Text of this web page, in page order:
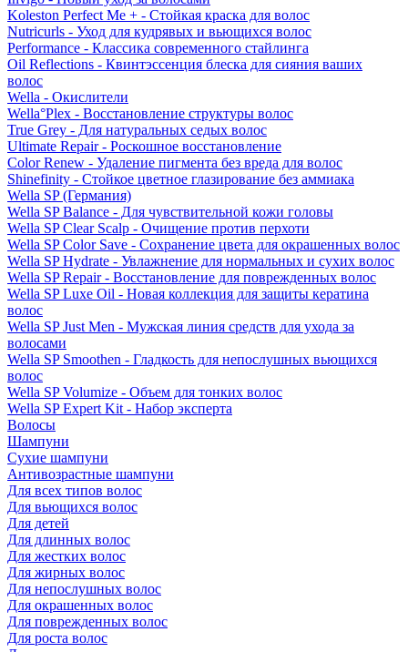
Koleston Perfect Me + - Стойкая краска для волос
Nutricurls - Уход для кудрявых и вьющихся волос
Performance - Классика современного стайлинга
Oil Reflections - Квинтэссенция блеска для сияния ваших
волос
Wella - Окислители
Wella°Plex - Восстановление структуры волос
True Grey - Для натуральных седых волос
Ultimate Repair - Роскошное восстановление
Color Renew - Удаление пигмента без вреда для волос
Shinefinity - Стойкое цветное глазирование без аммиака
Wella SP (Германия)
Wella SP Balance - Для чувствительной кожи головы
Wella SP Clear Scalp - Очищение против перхоти
Wella SP Color Save - Сохранение цвета для окрашенных волос
Wella SP Hydrate - Увлажнение для нормальных и сухих волос
Wella SP Repair - Восстановление для поврежденных волос
Wella SP Luxe Oil - Новая коллекция для защиты кератина
волос
Wella SP Just Men - Мужская линия средств для ухода за
волосами
Wella SP Smoothen - Гладкость для непослушных вьющихся
волос
Wella SP Volumize - Объем для тонких волос
Wella SP Expert Kit - Набор эксперта
Волосы
Шампуни
Сухие шампуни
Антивозрастные шампуни
Для всех типов волос
Для вьющихся волос
Для детей
Для длинных волос
Для жестких волос
Для жирных волос
Для непослушных волос
Для окрашенных волос
Для поврежденных волос
Для роста волос